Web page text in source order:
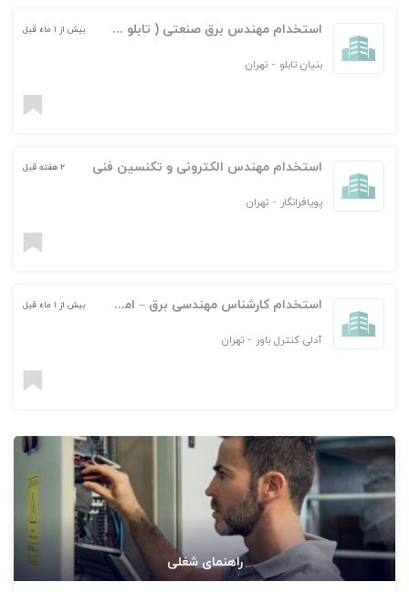
استخدام مهندس برق صنعتی ( تابلو سازی)
بنیان تابلو - تهران
بیش از ۱ ماه قبل
استخدام مهندس الکترونی و تکنسین فنی
پویافرانگار - تهران
۲ هفته قبل
استخدام کارشناس مهندسی برق – امور بازرگانی صنعتی
آدلی کنترل باور - تهران
بیش از ۱ ماه قبل
راهنمای شغلی